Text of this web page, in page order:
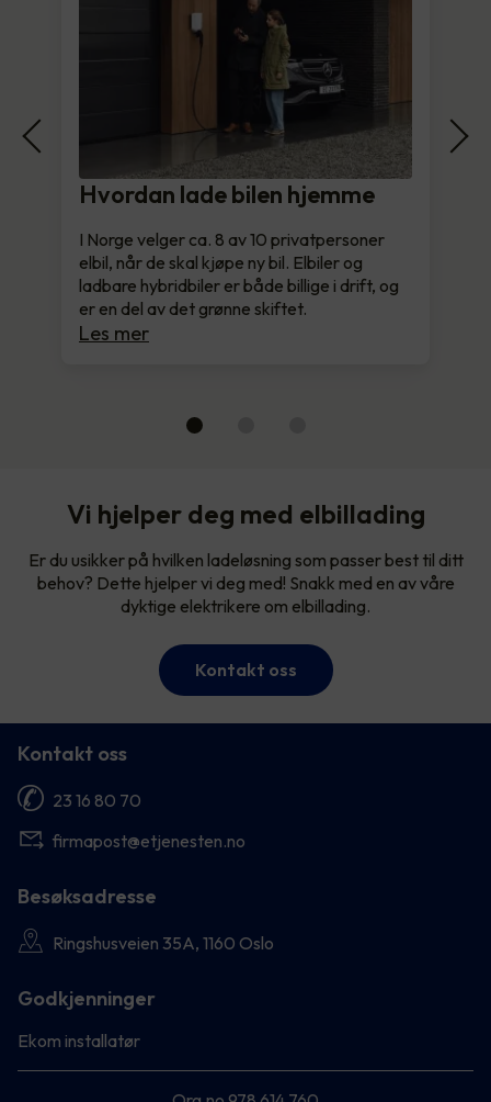
Hvordan lade bilen hjemme
I Norge velger ca. 8 av 10 privatpersoner
elbil, når de skal kjøpe ny bil. Elbiler og
ladbare hybridbiler er både billige i drift, og
er en del av det grønne skiftet.
Les mer
Vi hjelper deg med elbillading
Er du usikker på hvilken ladeløsning som passer best til ditt
behov? Dette hjelper vi deg med! Snakk med en av våre
dyktige elektrikere om elbillading.
Kontakt oss
Kontakt oss
23 16 80 70
firmapost@etjenesten.no
Besøksadresse
Ringshusveien 35A, 1160 Oslo
Godkjenninger
Ekom installatør